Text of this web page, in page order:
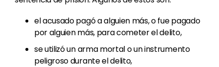
el acusado pagó a alguien más, o fue pagado
por alguien más, para cometer el delito,
se utilizó un arma mortal o un instrumento
peligroso durante el delito,